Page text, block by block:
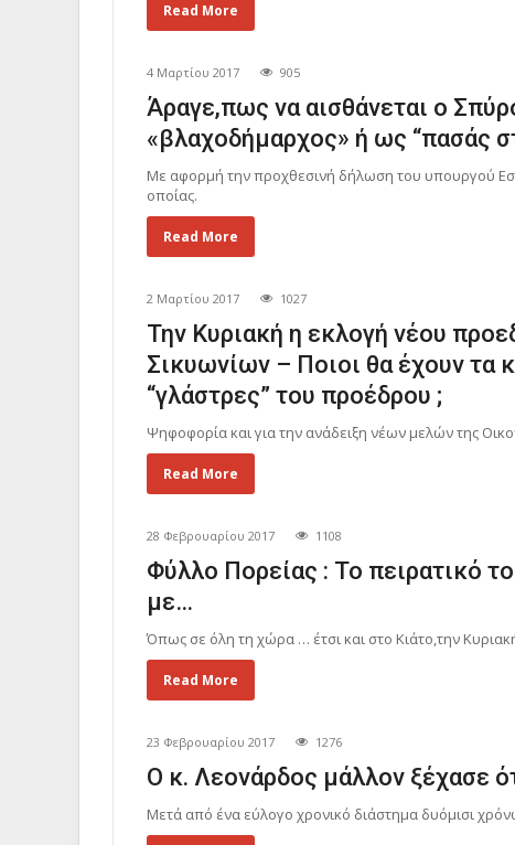
Read More
4 Μαρτίου 2017 905
Άραγε,πως να αισθάνεται ο
«βλαχοδήμαρχος» ή ως “πασάς
Με αφορμή την προχθεσινή δήλωση του υπουργού
οποίας.
Read More
2 Μαρτίου 2017 1027
Την Κυριακή η εκλογή νέου
Σικυωνίων – Ποιοι θα έχουν τα
“γλάστρες” του προέδρου ;
Ψηφοφορία και για την ανάδειξη νέων μελών της
Read More
28 Φεβρουαρίου 2017 1108
Φύλλο Πορείας : Το πειρατικό
με…
Όπως σε όλη τη χώρα … έτσι και στο Κιάτο,την
Read More
23 Φεβρουαρίου 2017 1276
Ο κ. Λεονάρδος μάλλον ξέχασε
Μετά από ένα εύλογο χρονικό διάστημα δυόμισι